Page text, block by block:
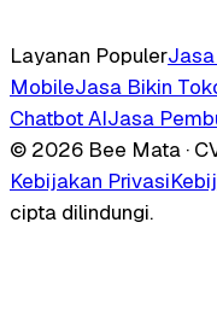
Layanan Populer
MobileJasa Bikin
Chatbot AIJasa
© 2026 Bee Mata ·
Kebijakan Privasi
cipta dilindungi.